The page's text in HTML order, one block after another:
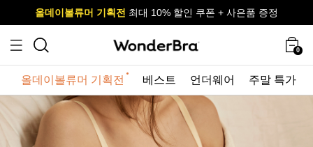
사이즈 무료 교환 서비스
올데이볼류머 기획전 최대 10% 할인 쿠폰 + 사은품 증정
사이즈 무료 교환 서비스
올데이볼류머 기획전
0
올데이볼류머 기획전 베스트 언더웨어 주말 특가